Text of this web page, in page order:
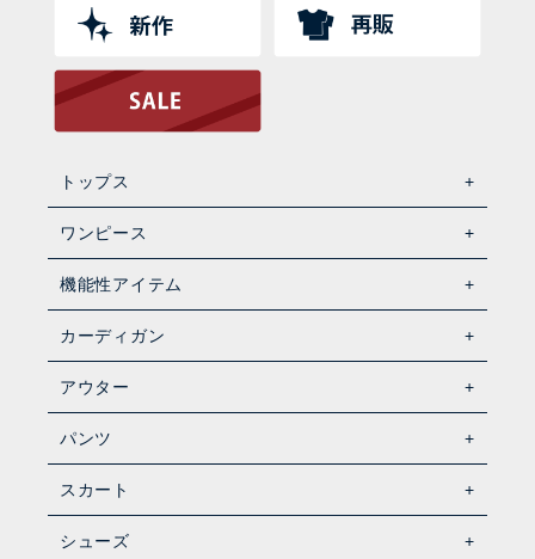
トップス
ワンピース
機能性アイテム
カーディガン
アウター
パンツ
スカート
シューズ